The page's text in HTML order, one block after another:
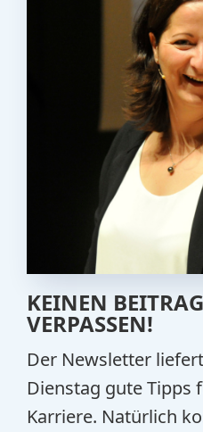
KEINEN
VERPASSEN!
Der Newsletter
Dienstag gute Tipps
Karriere. Natürlich